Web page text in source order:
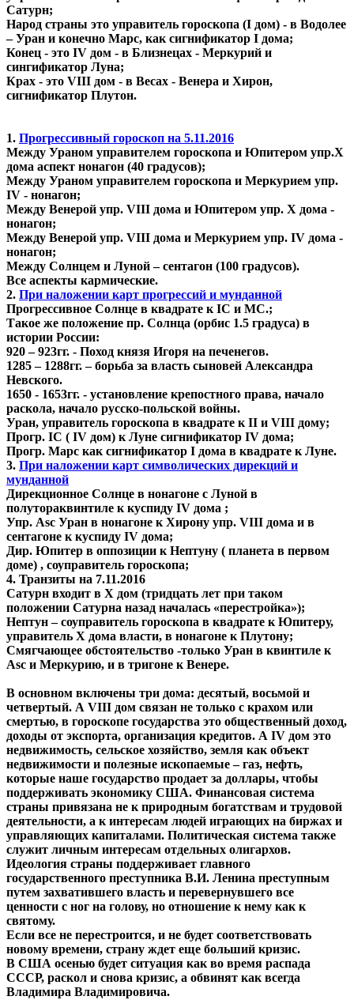
Сатурн;
Народ страны это управитель гороскопа (I дом) - в Водолее
– Уран и конечно Марс, как сигнификатор I дома;
Конец - это IV дом - в Близнецах - Меркурий и
сингификатор Луна;
Крах - это VIII дом - в Весах - Венера и Хирон,
сигнификатор Плутон.
1. Прогрессивный гороскоп на 5.11.2016
Между Ураном управителем гороскопа и Юпитером упр.X
дома аспект нонагон (40 градусов);
Между Ураном управителем гороскопа и Меркурием упр.
IV - нонагон;
Между Венерой упр. VIII дома и Юпитером упр. X дома -
нонагон;
Между Венерой упр. VIII дома и Меркурием упр. IV дома -
нонагон;
Между Солнцем и Луной – сентагон (100 градусов).
Все аспекты кармические.
2. При наложении карт прогрессий и мунданной
Прогрессивное Солнце в квадрате к IC и MC.;
Такое же положение пр. Солнца (орбис 1.5 градуса) в
истории России:
920 – 923гг. - Поход князя Игоря на печенегов.
1285 – 1288гг. – борьба за власть сыновей Александра
Невского.
1650 - 1653гг. - установление крепостного права, начало
раскола, начало русско-польской войны.
Уран, управитель гороскопа в квадрате к II и VIII дому;
Прогр. IC ( IV дом) к Луне сигнификатор IV дома;
Прогр. Марс как сигнификатор I дома в квадрате к Луне.
3. При наложении карт символических дирекций и
мунданной
Дирекционное Солнце в нонагоне с Луной в
полутораквинтиле к куспиду IV дома ;
Упр. Asc Уран в нонагоне к Хирону упр. VIII дома и в
сентагоне к куспиду IV дома;
Дир. Юпитер в оппозиции к Нептуну ( планета в первом
доме) , соуправитель гороскопа;
4. Транзиты на 7.11.2016
Сатурн входит в X дом (тридцать лет при таком
положении Сатурна назад началась «перестройка»);
Нептун – соуправитель гороскопа в квадрате к Юпитеру,
управитель Х дома власти, в нонагоне к Плутону;
Смягчающее обстоятельство -только Уран в квинтиле к
Asc и Меркурию, и в тригоне к Венере.
В основном включены три дома: десятый, восьмой и
четвертый. А VIII дом связан не только с крахом или
смертью, в гороскопе государства это общественный доход,
доходы от экспорта, организация кредитов. А IV дом это
недвижимость, сельское хозяйство, земля как объект
недвижимости и полезные ископаемые – газ, нефть,
которые наше государство продает за доллары, чтобы
поддерживать экономику США. Финансовая система
страны привязана не к природным богатствам и трудовой
деятельности, а к интересам людей играющих на биржах и
управляющих капиталами. Политическая система также
служит личным интересам отдельных олигархов.
Идеология страны поддерживает главного
государственного преступника В.И. Ленина преступным
путем захватившего власть и перевернувшего все
ценности с ног на голову, но отношение к нему как к
святому.
Если все не перестроится, и не будет соответствовать
новому времени, страну ждет еще больший кризис.
В США осенью будет ситуация как во время распада
СССР, раскол и снова кризис, а обвинят как всегда
Владимира Владимировича.